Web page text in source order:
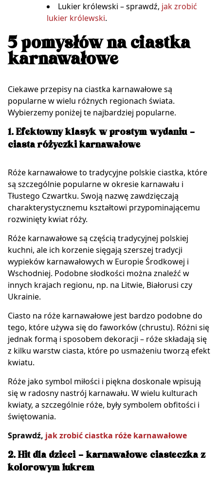
Lukier królewski – sprawdź, jak zrobić
lukier królewski.
5 pomysłów na ciastka
karnawałowe
Ciekawe przepisy na ciastka karnawałowe są
popularne w wielu różnych regionach świata.
Wybierzemy poniżej te najbardziej popularne.
1. Efektowny klasyk w prostym wydaniu –
ciasta różyczki karnawałowe
Róże karnawałowe to tradycyjne polskie ciastka, które
są szczególnie popularne w okresie karnawału i
Tłustego Czwartku. Swoją nazwę zawdzięczają
charakterystycznemu kształtowi przypominającemu
rozwinięty kwiat róży.
Róże karnawałowe są częścią tradycyjnej polskiej
kuchni, ale ich korzenie sięgają szerszej tradycji
wypieków karnawałowych w Europie Środkowej i
Wschodniej. Podobne słodkości można znaleźć w
innych krajach regionu, np. na Litwie, Białorusi czy
Ukrainie.
Ciasto na róże karnawałowe jest bardzo podobne do
tego, które używa się do faworków (chrustu). Różni się
jednak formą i sposobem dekoracji – róże składają się
z kilku warstw ciasta, które po usmażeniu tworzą efekt
kwiatu.
Róże jako symbol miłości i piękna doskonale wpisują
się w radosny nastrój karnawału. W wielu kulturach
kwiaty, a szczególnie róże, były symbolem obfitości i
świętowania.
Sprawdź, jak zrobić ciastka róże karnawałowe
2. Hit dla dzieci – karnawałowe ciasteczka z
kolorowym lukrem